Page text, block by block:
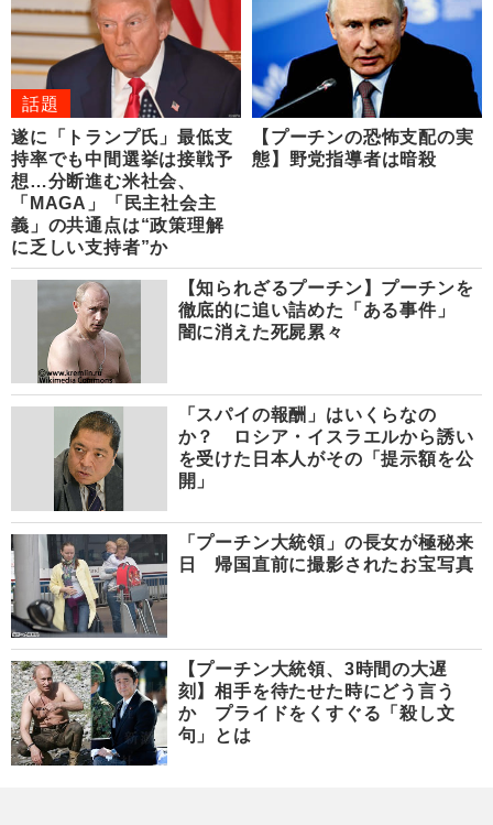
話題
遂に「トランプ氏」最低支
持率でも中間選挙は接戦予
想…分断進む米社会、
「MAGA」「民主社会主
義」の共通点は“政策理解
に乏しい支持者”か
【プーチンの恐怖支配の実
態】野党指導者は暗殺
【知られざるプーチン】プーチンを
徹底的に追い詰めた「ある事件」
闇に消えた死屍累々
「スパイの報酬」はいくらなの
か？ ロシア・イスラエルから誘い
を受けた日本人がその「提示額を公
開」
「プーチン大統領」の長女が極秘来
日 帰国直前に撮影されたお宝写真
【プーチン大統領、3時間の大遅
刻】相手を待たせた時にどう言う
か プライドをくすぐる「殺し文
句」とは